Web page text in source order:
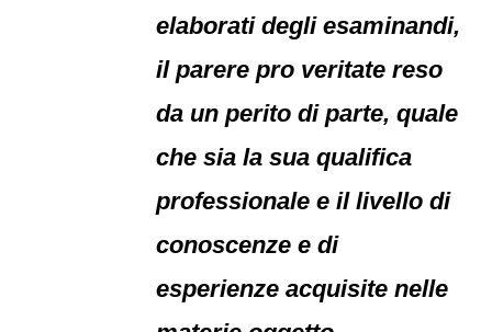
elaborati degli esaminandi,
il parere pro veritate reso
da un perito di parte, quale
che sia la sua qualifica
professionale e il livello di
conoscenze e di
esperienze acquisite nelle